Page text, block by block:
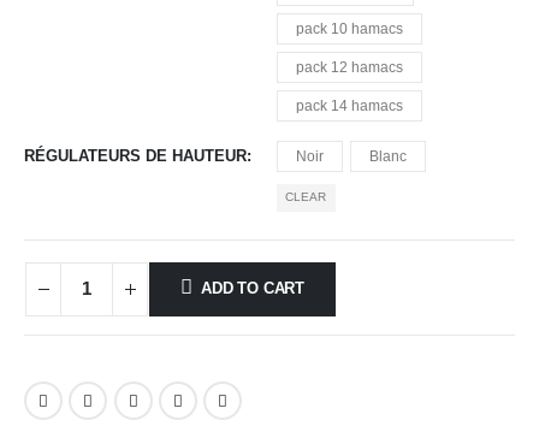
pack 10 hamacs
pack 12 hamacs
pack 14 hamacs
RÉGULATEURS DE HAUTEUR Noir Blanc
CLEAR
ADD TO CART